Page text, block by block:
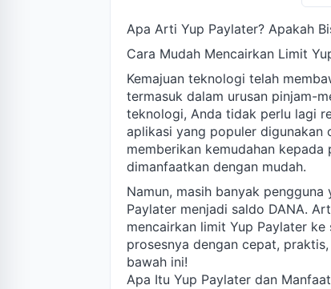
Apa Arti Yup Paylater? Apakah
Cara Mudah Mencairkan Limit
Kemajuan teknologi telah
termasuk dalam urusan pinjam-
teknologi, Anda tidak perlu lagi
aplikasi yang populer digunakan
memberikan kemudahan
dimanfaatkan dengan mudah.
Namun, masih banyak
Paylater menjadi saldo DANA.
mencairkan limit Yup Paylater
prosesnya dengan cepat,
bawah ini!
Apa Itu Yup Paylater dan